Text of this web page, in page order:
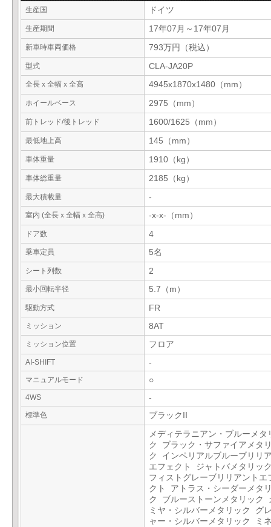
生産国 ドイツ
生産期間 17年07月～17年07月
新車時車両価格 793万円（税込）
型式 CLA-JA20P
全長ｘ全幅ｘ全高 4945x1870x1480（mm）
ホイールベース 2975（mm）
前トレッド/後トレッド 1600/1625（mm）
最低地上高 145（mm）
車体重量 1910（kg）
車体総重量 2185（kg）
最大積載量 -
室内 (全長ｘ全幅ｘ全高) -x-x-（mm）
ドア数 4
乗車定員 5名
シート列数 2
最小回転半径 5.7（m）
駆動方式 FR
ミッション 8AT
ミッション位置 フロア
AI-SHIFT -
マニュアルモード ○
4WS -
標準色 ブラックII
メディテラニアン・ブルーメタ
ク ブラック・サファイアメタ
ク インペリアルブルーブリリ
エフェクト ジャトバメタリッ
フィストグレーブリリアントエ
クト アトラス・シーダーメタ
ク ブルーストーンメタリック
ミヤ・シルバーメタリック グ
ャー・シルバーメタリック ミ